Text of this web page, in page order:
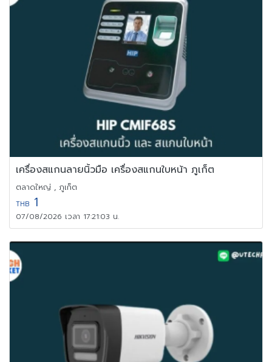
เครื่องสแกนลายนิ้วมือ เครื่องสแกนใบหน้า ภูเก็ต
ตลาดใหญ่ , ภูเก็ต
THB 1
07/08/2026 เวลา 17:21:03 น.